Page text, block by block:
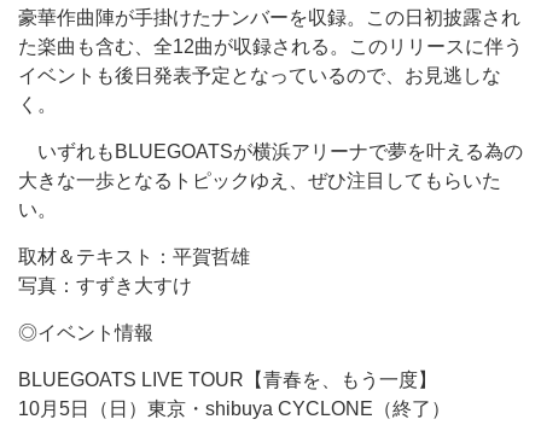
豪華作曲陣が手掛けたナンバーを収録。この日初披露され
た楽曲も含む、全12曲が収録される。このリリースに伴う
イベントも後日発表予定となっているので、お見逃しな
く。
いずれもBLUEGOATSが横浜アリーナで夢を叶える為の
大きな一歩となるトピックゆえ、ぜひ注目してもらいた
い。
取材＆テキスト：平賀哲雄
写真：すずき大すけ
◎イベント情報
BLUEGOATS LIVE TOUR【青春を、もう一度】
10月5日（日）東京・shibuya CYCLONE（終了）